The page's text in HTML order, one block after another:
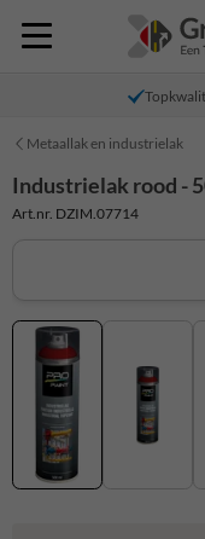
Metaallak en industrielak
Industrielak rood -
Art.nr. DZIM.07714